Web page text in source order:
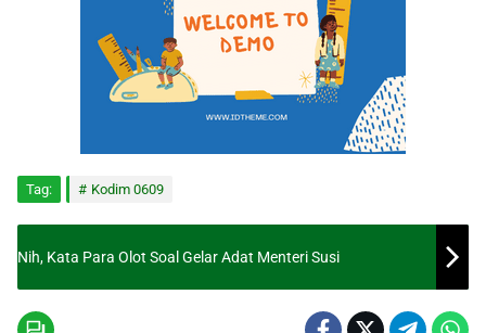
Tag: Kodim 0609
Nih, Kata Para Olot Soal Gelar Adat Menteri Susi